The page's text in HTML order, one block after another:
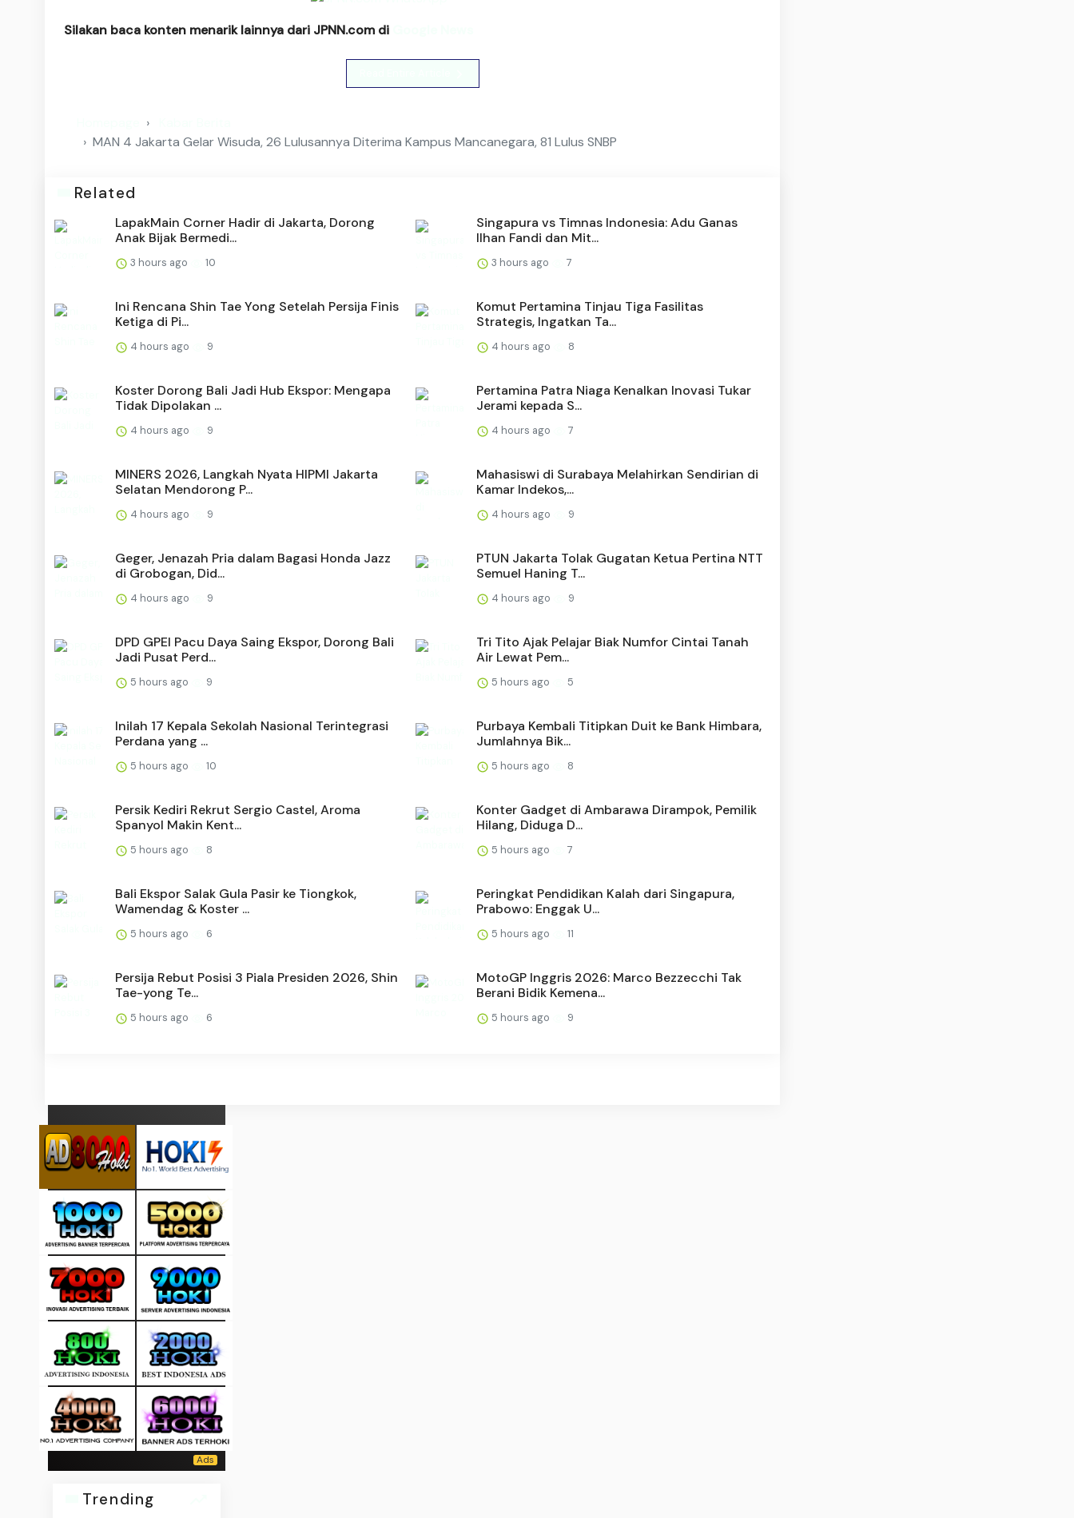
Silakan baca konten menarik lainnya dari JPNN.com di
MAN 4 Jakarta Gelar Wisuda, 26 Lulusannya Diterima Kampus Mancanegara, 81 Lulus SNBP
Related
LapakMain Corner Hadir di Jakarta, Dorong
Anak Bijak Bermedi...
3 hours ago 10
Singapura vs Timnas Indonesia: Adu Ganas
Ilhan Fandi dan Mit...
3 hours ago 7
Ini Rencana Shin Tae Yong Setelah Persija Finis
Ketiga di Pi...
4 hours ago 9
Komut Pertamina Tinjau Tiga Fasilitas
Strategis, Ingatkan Ta...
4 hours ago 8
Koster Dorong Bali Jadi Hub Ekspor: Mengapa
Tidak Dipolakan ...
4 hours ago 9
Pertamina Patra Niaga Kenalkan Inovasi Tukar
Jerami kepada S...
4 hours ago 7
MINERS 2026, Langkah Nyata HIPMI Jakarta
Selatan Mendorong P...
4 hours ago 9
Mahasiswi di Surabaya Melahirkan Sendirian di
Kamar Indekos,...
4 hours ago 9
Geger, Jenazah Pria dalam Bagasi Honda Jazz
di Grobogan, Did...
4 hours ago 9
PTUN Jakarta Tolak Gugatan Ketua Pertina NTT
Semuel Haning T...
4 hours ago 9
DPD GPEI Pacu Daya Saing Ekspor, Dorong Bali
Jadi Pusat Perd...
5 hours ago 9
Tri Tito Ajak Pelajar Biak Numfor Cintai Tanah
Air Lewat Pem...
5 hours ago 5
Inilah 17 Kepala Sekolah Nasional Terintegrasi
Perdana yang ...
5 hours ago 10
Purbaya Kembali Titipkan Duit ke Bank Himbara,
Jumlahnya Bik...
5 hours ago 8
Persik Kediri Rekrut Sergio Castel, Aroma
Spanyol Makin Kent...
5 hours ago 8
Konter Gadget di Ambarawa Dirampok, Pemilik
Hilang, Diduga D...
5 hours ago 7
Bali Ekspor Salak Gula Pasir ke Tiongkok,
Wamendag & Koster ...
5 hours ago 6
Peringkat Pendidikan Kalah dari Singapura,
Prabowo: Enggak U...
5 hours ago 11
Persija Rebut Posisi 3 Piala Presiden 2026, Shin
Tae-yong Te...
5 hours ago 6
MotoGP Inggris 2026: Marco Bezzecchi Tak
Berani Bidik Kemena...
5 hours ago 9
Trending